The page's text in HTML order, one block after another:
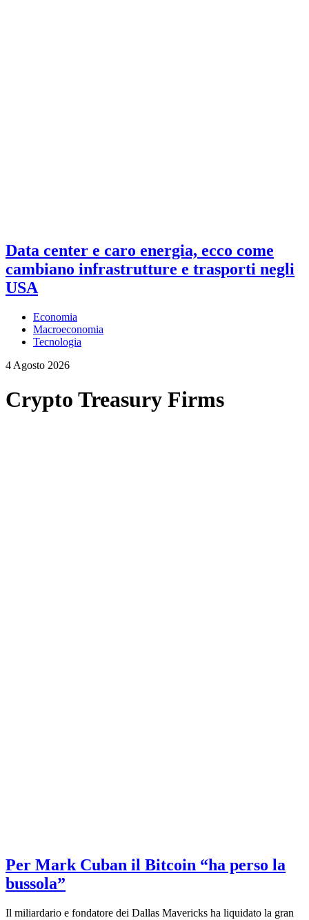
Data center e caro energia, ecco come
cambiano infrastrutture e trasporti negli
USA
Economia
Macroeconomia
Tecnologia
4 Agosto 2026
Crypto Treasury Firms
Per Mark Cuban il Bitcoin “ha perso la
bussola”
Il miliardario e fondatore dei Dallas Mavericks ha liquidato la gran